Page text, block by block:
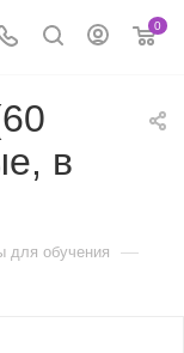
0
в
для обучения —